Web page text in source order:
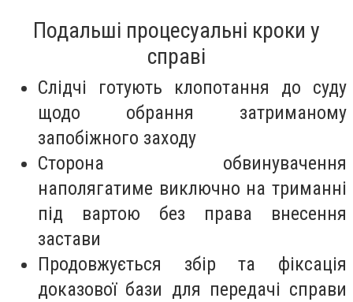
Подальші процесуальні кроки у
справі
Слідчі готують клопотання до суду
щодо обрання затриманому
запобіжного заходу
Сторона обвинувачення
наполягатиме виключно на триманні
під вартою без права внесення
застави
Продовжується збір та фіксація
доказової бази для передачі справи